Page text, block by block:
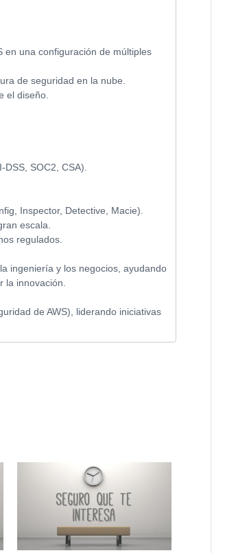
en una configuración de múltiples
de seguridad en la nube.
el diseño.
SOC2, CSA).
Inspector, Detective, Macie).
escala.
regulados.
ingeniería y los negocios, ayudando
innovación.
de AWS), liderando iniciativas